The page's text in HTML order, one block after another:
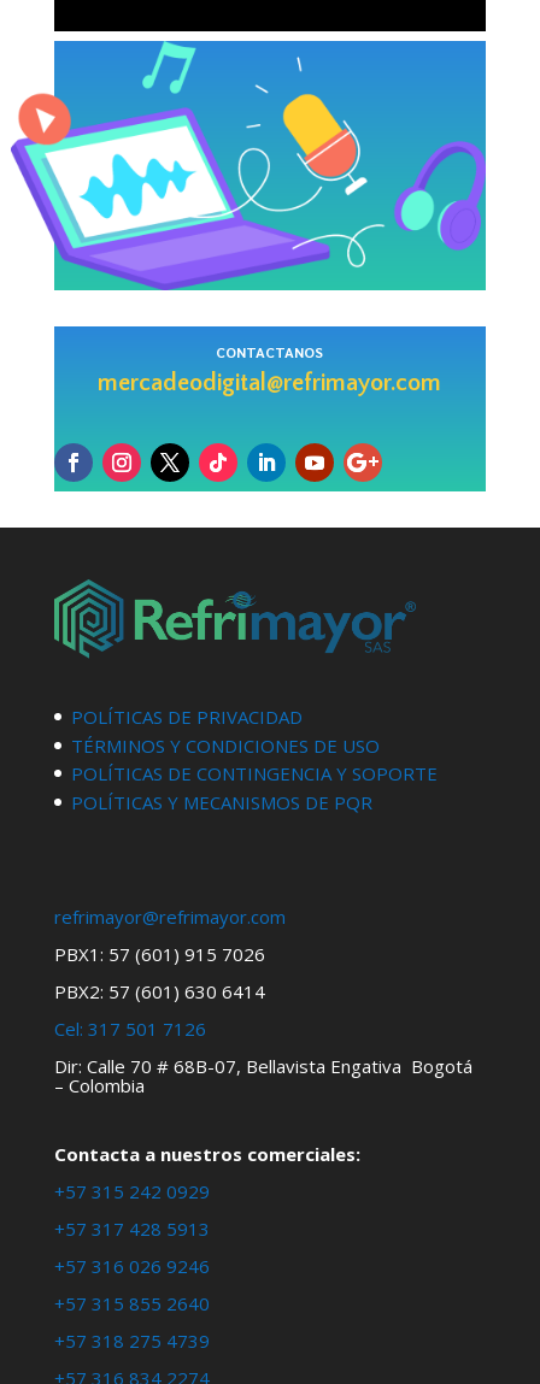
CONTACTANOS
mercadeodigital@refrimayor.com
POLÍTICAS DE PRIVACIDAD
TÉRMINOS Y CONDICIONES DE USO
POLÍTICAS DE CONTINGENCIA Y SOPORTE
POLÍTICAS Y MECANISMOS DE PQR
refrimayor@refrimayor.com
PBX1: 57 (601) 915 7026
PBX2: 57 (601) 630 6414
Cel: 317 501 7126
Dir: Calle 70 # 68B-07, Bellavista Engativa Bogotá
– Colombia
Contacta a nuestros comerciales:
+57 315 242 0929
+57 317 428 5913
+57 316 026 9246
+57 315 855 2640
+57 318 275 4739
+57 316 834 2274